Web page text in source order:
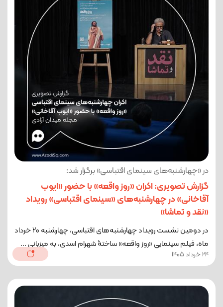
در «چهارشنبه‌های سینمای اقتباسی» برگزار شد:
گزارش تصویری: اکران «روز واقعه» با حضور «ایوب
آقاخانی» در چهارشنبه‌های «سینمای اقتباسی» رویداد
«نقد و تماشا»
در دومین نشست رویداد چهارشنبه‌های اقتباسی، چهارشنبه 20 خرداد
ماه، فیلم سینمایی «روز واقعه» ساختۀ شهرام اسدی، به میزبانی ...
24 خرداد 1405